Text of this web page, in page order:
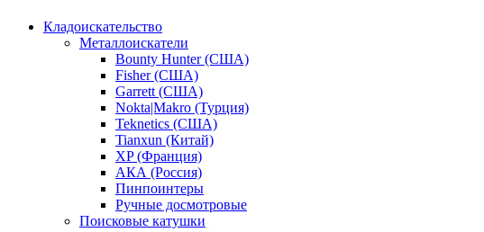
Кладоискательство
Металлоискатели
Bounty Hunter (США)
Fisher (США)
Garrett (США)
Nokta|Makro (Турция)
Teknetics (США)
Tianxun (Китай)
XP (Франция)
АКА (Россия)
Пинпоинтеры
Ручные досмотровые
Поисковые катушки